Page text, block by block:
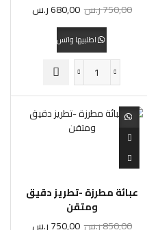
750,00ر.س 680,00ر.س
اطلبيها واتس
عبائة مطرزة -تطريز دقيق
ومتقن
850,00ر.س 750,00ر.س